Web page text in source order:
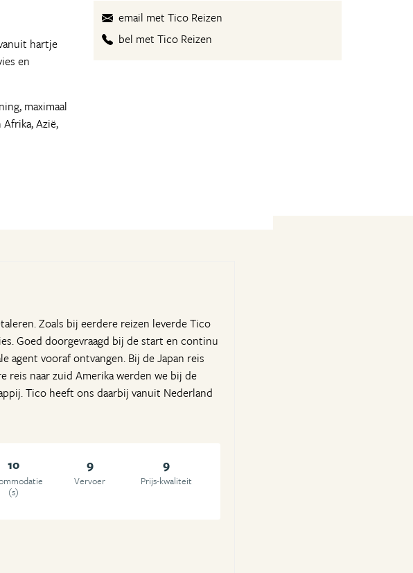
hartje
en
maximaal
Azië,
email met Tico Reizen
bel met Tico Reizen
Zoals bij eerdere reizen leverde Tico
Goed doorgevraagd bij de start en continu
agent vooraf ontvangen. Bij de Japan reis
reis naar zuid Amerika werden we bij de
Tico heeft ons daarbij vanuit Nederland
10
(s)
9
Vervoer
9
Prijs-kwaliteit